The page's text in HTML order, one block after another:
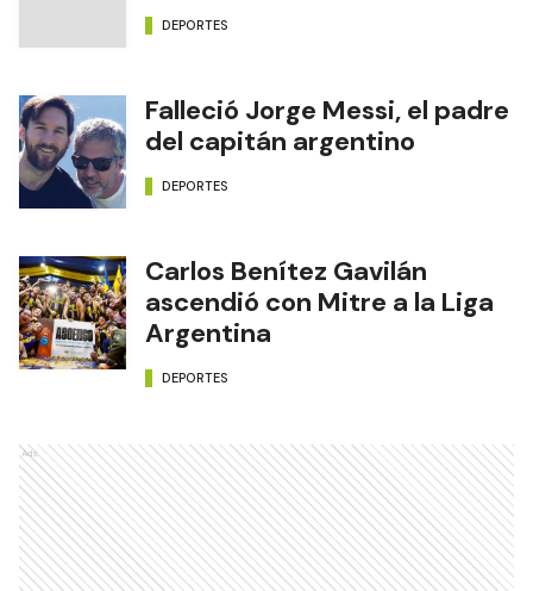
DEPORTES
Falleció Jorge Messi, el padre
del capitán argentino
DEPORTES
Carlos Benítez Gavilán
ascendió con Mitre a la Liga
Argentina
DEPORTES
Ads